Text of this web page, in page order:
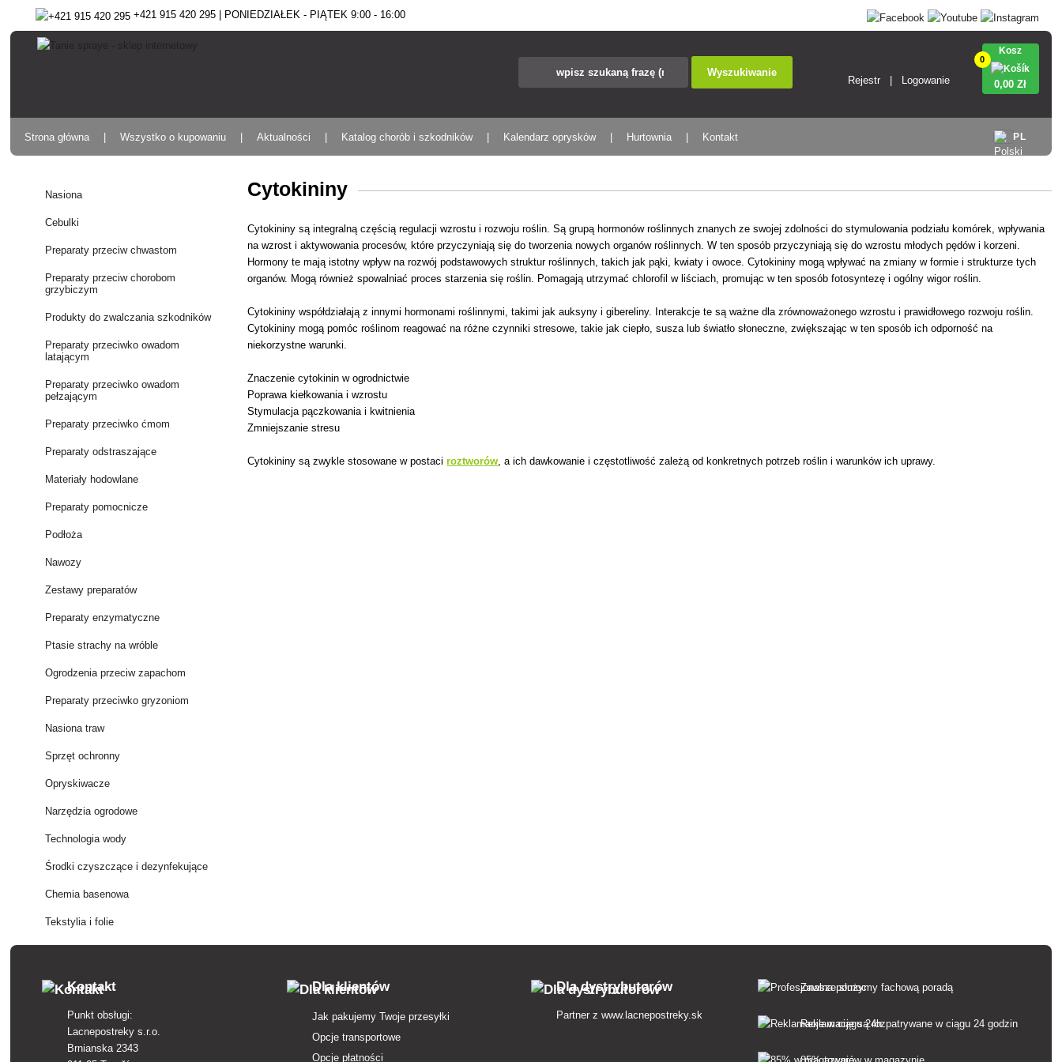
+421 915 420 295 | PONIEDZIAŁEK - PIĄTEK 9:00 - 16:00
Wyszukiwanie
Rejestr Logowanie
0
Kosz
0,00 Zł
PL
Strona główna Wszystko o kupowaniu Aktualności Katalog chorób i szkodników Kalendarz oprysków Hurtownia Kontakt
Nasiona
Cebulki
Preparaty przeciw chwastom
Preparaty przeciw chorobom
grzybiczym
Produkty do zwalczania szkodników
Preparaty przeciwko owadom
latającym
Preparaty przeciwko owadom
pełzającym
Preparaty przeciwko ćmom
Preparaty odstraszające
Materiały hodowlane
Preparaty pomocnicze
Podłoża
Nawozy
Zestawy preparatów
Preparaty enzymatyczne
Ptasie strachy na wróble
Ogrodzenia przeciw zapachom
Preparaty przeciwko gryzoniom
Nasiona traw
Sprzęt ochronny
Opryskiwacze
Narzędzia ogrodowe
Technologia wody
Środki czyszczące i dezynfekujące
Chemia basenowa
Tekstylia i folie
Cytokininy
Cytokininy są integralną częścią regulacji wzrostu i rozwoju roślin. Są grupą hormonów roślinnych znanych ze swojej zdolności do stymulowania podziału komórek, wpływania
na wzrost i aktywowania procesów, które przyczyniają się do tworzenia nowych organów roślinnych. W ten sposób przyczyniają się do wzrostu młodych pędów i korzeni.
Hormony te mają istotny wpływ na rozwój podstawowych struktur roślinnych, takich jak pąki, kwiaty i owoce. Cytokininy mogą wpływać na zmiany w formie i strukturze tych
organów. Mogą również spowalniać proces starzenia się roślin. Pomagają utrzymać chlorofil w liściach, promując w ten sposób fotosyntezę i ogólny wigor roślin.
Cytokininy współdziałają z innymi hormonami roślinnymi, takimi jak auksyny i gibereliny. Interakcje te są ważne dla zrównoważonego wzrostu i prawidłowego rozwoju roślin.
Cytokininy mogą pomóc roślinom reagować na różne czynniki stresowe, takie jak ciepło, susza lub światło słoneczne, zwiększając w ten sposób ich odporność na
niekorzystne warunki.
Znaczenie cytokinin w ogrodnictwie
Poprawa kiełkowania i wzrostu
Stymulacja pączkowania i kwitnienia
Zmniejszanie stresu
Cytokininy są zwykle stosowane w postaciroztworów , a ich dawkowanie i częstotliwość zależą od konkretnych potrzeb roślin i warunków ich uprawy.
Kontakt
Punkt obsługi:
Lacnepostreky s.r.o.
Brnianska 2343
Dla klientów
Jak pakujemy Twoje przesyłki
Opcje transportowe
Opcje płatności
Dla dystrybutorów
Partner zwww.lacnepostreky.sk
Zawsze służymy fachową poradą
Reklamacje są rozpatrywane w ciągu 24 godzin